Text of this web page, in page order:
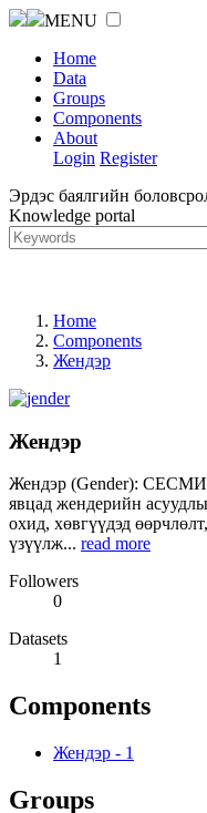
MENU
Home
Data
Groups
Components
About
Login Register
Эрдэс баялгийн
Knowledge portal
Home
Components
Жендэр
Жендэр
Жендэр (Gender):
явцад жендерийн
охид, хөвгүүдэд
үзүүлж... read more
Followers
0
Datasets
1
Components
Жендэр - 1
Groups